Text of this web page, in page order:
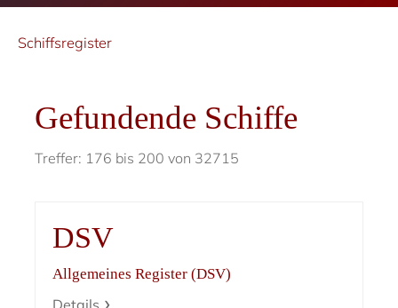
Schiffsregister
Gefundende Schiffe
Treffer: 176 bis 200 von 32715
DSV
Allgemeines Register (DSV)